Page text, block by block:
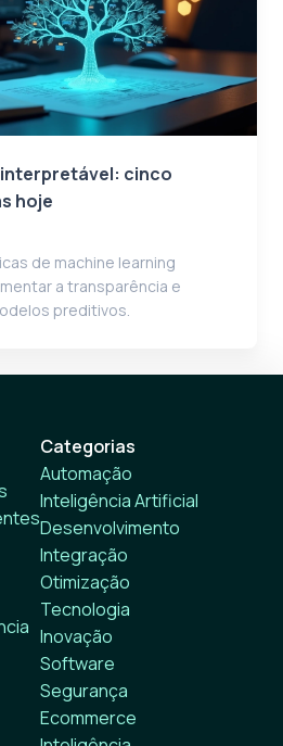
cinco
hoje
de machine learning
a transparência e
preditivos.
Categorias
Automação
Inteligência Artificial
Desenvolvimento
Integração
Otimização
Tecnologia
Inovação
Software
Segurança
Ecommerce